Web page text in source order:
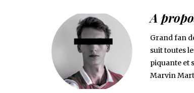
A
Grand fan
suit toutes
piquante et
Marvin